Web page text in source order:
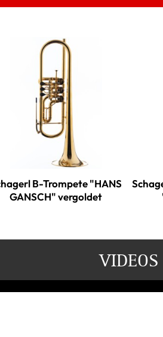
B-Trompete "HANS
GANSCH" vergoldet
VIDEOS